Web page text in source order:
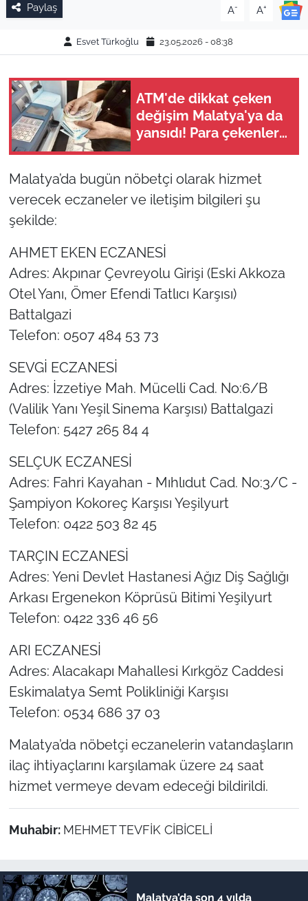
Paylaş A- A+
Esvet Türkoğlu 23.05.2026 - 08:38
ATM'de dikkat çeken
değişim Malatya'ya da
yansıdı! Para çekenler
Malatya’da bugün nöbetçi olarak hizmet
verecek eczaneler ve iletişim bilgileri şu
şekilde:
AHMET EKEN ECZANESİ
Adres: Akpınar Çevreyolu Girişi (Eski Akkoza
Otel Yanı, Ömer Efendi Tatlıcı Karşısı)
Battalgazi
Telefon: 0507 484 53 73
SEVGİ ECZANESİ
Adres: İzzetiye Mah. Mücelli Cad. No:6/B
(Valilik Yanı Yeşil Sinema Karşısı) Battalgazi
Telefon: 5427 265 84 4
SELÇUK ECZANESİ
Adres: Fahri Kayahan - Mıhlıdut Cad. No:3/C -
Şampiyon Kokoreç Karşısı Yeşilyurt
Telefon: 0422 503 82 45
TARÇIN ECZANESİ
Adres: Yeni Devlet Hastanesi Ağız Diş Sağlığı
Arkası Ergenekon Köprüsü Bitimi Yeşilyurt
Telefon: 0422 336 46 56
ARI ECZANESİ
Adres: Alacakapı Mahallesi Kırkgöz Caddesi
Eskimalatya Semt Polikliniği Karşısı
Telefon: 0534 686 37 03
Malatya’da nöbetçi eczanelerin vatandaşların
ilaç ihtiyaçlarını karşılamak üzere 24 saat
hizmet vermeye devam edeceği bildirildi.
Muhabir: MEHMET TEVFİK CİBİCELİ
Malatya’da son 4 yılda